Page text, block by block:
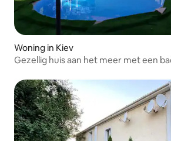
Woning in Kiev
Gezellig huis aan het meer met een